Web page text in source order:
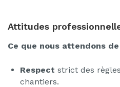
Attitudes
Ce que nous attendons
Respect strict des
chantiers.